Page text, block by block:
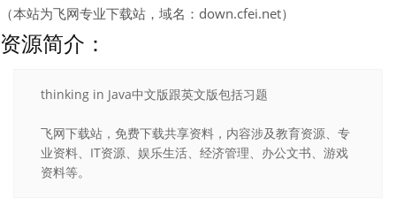
（本站为飞网专业下载站，域名：down.cfei.net）
资源简介：
thinking in Java中文版跟英文版包括习题
飞网下载站，免费下载共享资料，内容涉及教育资源、专
业资料、IT资源、娱乐生活、经济管理、办公文书、游戏
资料等。